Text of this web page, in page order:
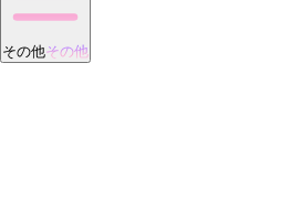
その他その他